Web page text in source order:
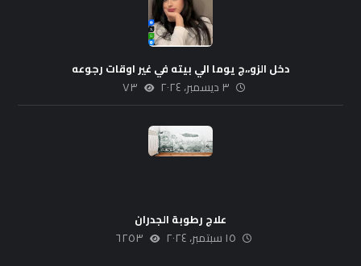
دخل الزو،،ج يوما الي بيته في غير اوقات رجوعه
٣ ديسمبر، ٢٠٢٤ ٧٣
علاج رطوبة الجدران
١٥ سبتمبر، ٢٠٢٤ ٦٢٥٣